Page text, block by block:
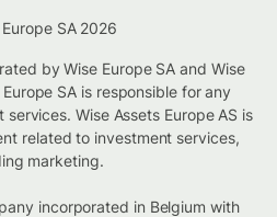
SA 2026
by Wise Europe SA and Wise
SA is responsible for any
Wise Assets Europe AS is
related to investment services,
marketing.
incorporated in Belgium with